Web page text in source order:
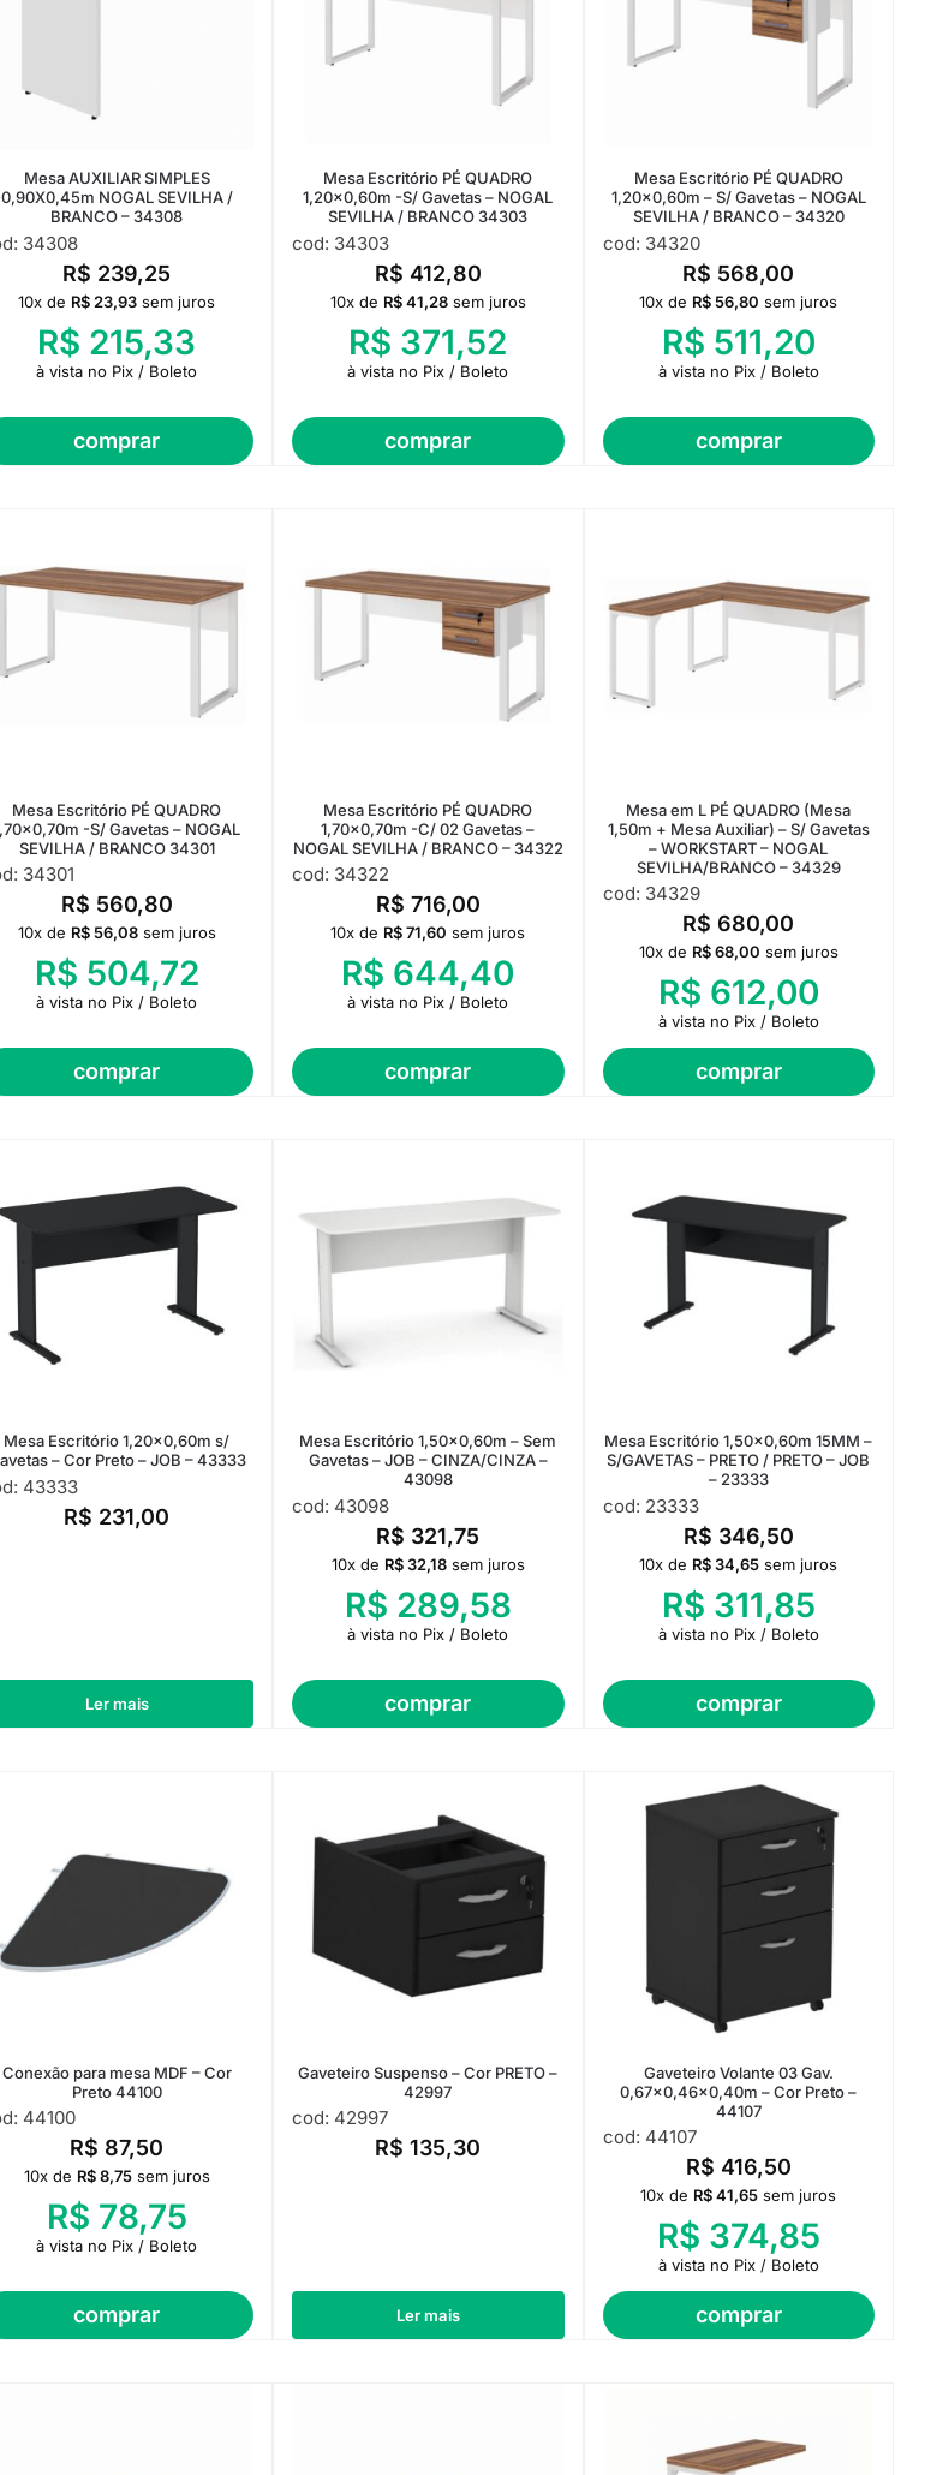
Mesa AUXILIAR SIMPLES
0,90X0,45m NOGAL SEVILHA /
BRANCO – 34308
34308
R$ 239,25
comprar
10x de R$ 23,93 sem juros
R$ 215,33
à vista no Pix / Boleto
Mesa Escritório PÉ QUADRO
1,20×0,60m -S/ Gavetas – NOGAL
SEVILHA / BRANCO 34303
cod: 34303
R$ 412,80
comprar
10x de R$41,28 sem juros
R$ 371,52
à vista no Pix / Boleto
Mesa Escritório PÉ QUADRO
1,20×0,60m – S/ Gavetas – NOGAL
SEVILHA / BRANCO – 34320
cod: 34320
R$ 568,00
comprar
10x de R$56,80 sem juros
R$ 511,20
à vista no Pix / Boleto
Mesa Escritório PÉ QUADRO
-S/ Gavetas – NOGAL
SEVILHA / BRANCO 34301
34301
R$ 560,80
comprar
10x de R$56,08 sem juros
R$ 504,72
à vista no Pix / Boleto
Mesa Escritório PÉ QUADRO
1,70×0,70m -C/ 02 Gavetas –
NOGAL SEVILHA / BRANCO – 34322
cod: 34322
R$ 716,00
comprar
10x de R$71,60 sem juros
R$ 644,40
à vista no Pix / Boleto
Mesa em L PÉ QUADRO (Mesa
1,50m + Mesa Auxiliar) – S/ Gavetas
– WORKSTART – NOGAL
SEVILHA/BRANCO – 34329
cod: 34329
R$ 680,00
comprar
10x de R$68,00 sem juros
R$ 612,00
à vista no Pix / Boleto
Mesa Escritório 1,20×0,60m s/
– Cor Preto – JOB – 43333
43333
R$ 231,00
Ler mais
Mesa Escritório 1,50×0,60m – Sem
Gavetas – JOB – CINZA/CINZA –
43098
cod: 43098
R$ 321,75
comprar
10x de R$32,18 sem juros
R$ 289,58
à vista no Pix / Boleto
Mesa Escritório 1,50×0,60m 15MM –
S/GAVETAS – PRETO / PRETO – JOB
– 23333
cod: 23333
R$ 346,50
comprar
10x de R$34,65 sem juros
R$ 311,85
à vista no Pix / Boleto
Conexão para mesa MDF – Cor
Preto 44100
44100
R$ 87,50
comprar
10x de R$8,75 sem juros
R$ 78,75
à vista no Pix / Boleto
Gaveteiro Suspenso – Cor PRETO –
42997
cod: 42997
R$ 135,30
Ler mais
Gaveteiro Volante 03 Gav.
0,67×0,46×0,40m – Cor Preto –
44107
cod: 44107
R$ 416,50
comprar
10x de R$41,65 sem juros
R$ 374,85
à vista no Pix / Boleto